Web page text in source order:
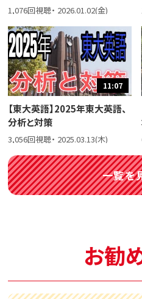
1,076回視聴・ 2026.01.02(金)
11:07
【東大英語】2025年東大英語、
分析と対策
3,056回視聴・ 2025.03.13(木)
一覧を
お勧